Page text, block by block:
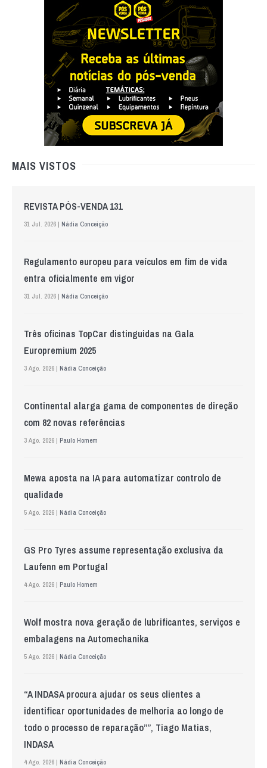
MAIS VISTOS
REVISTA PÓS-VENDA 131
31 Jul. 2026 | Nádia Conceição
Regulamento europeu para veículos em fim de vida
entra oficialmente em vigor
31 Jul. 2026 | Nádia Conceição
Três oficinas TopCar distinguidas na Gala
Europremium 2025
3 Ago. 2026 | Nádia Conceição
Continental alarga gama de componentes de direção
com 82 novas referências
3 Ago. 2026 | Paulo Homem
Mewa aposta na IA para automatizar controlo de
qualidade
5 Ago. 2026 | Nádia Conceição
GS Pro Tyres assume representação exclusiva da
Laufenn em Portugal
4 Ago. 2026 | Paulo Homem
Wolf mostra nova geração de lubrificantes, serviços e
embalagens na Automechanika
5 Ago. 2026 | Nádia Conceição
“A INDASA procura ajudar os seus clientes a
identificar oportunidades de melhoria ao longo de
todo o processo de reparação””, Tiago Matias,
INDASA
4 Ago. 2026 | Nádia Conceição